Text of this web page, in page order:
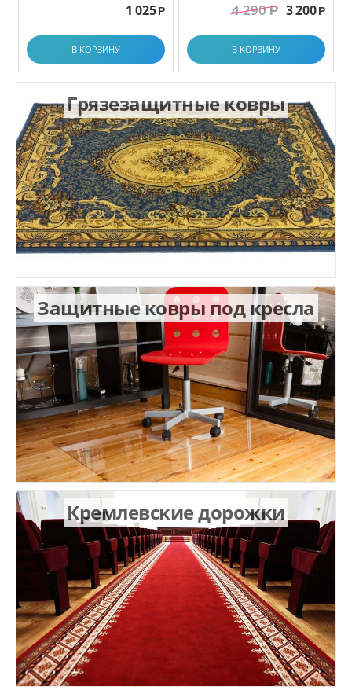
1 025 Р
В КОРЗИНУ
1.0x1.5 м4 290 Р 3 200 Р
В КОРЗИНУ
Грязезащитные ковры
Защитные ковры под кресла
Кремлевские дорожки